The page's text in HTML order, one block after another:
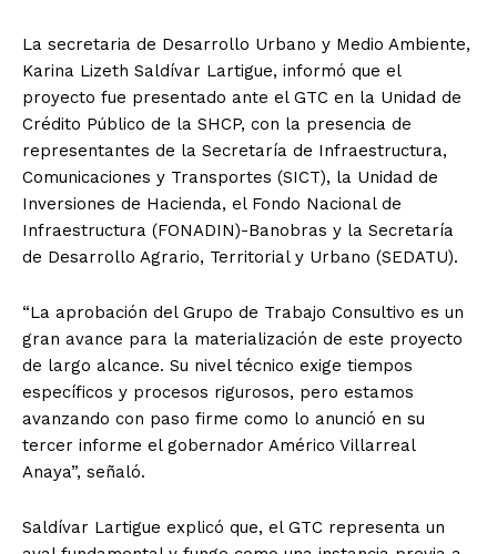
La secretaria de Desarrollo Urbano y Medio Ambiente,
Karina Lizeth Saldívar Lartigue, informó que el
proyecto fue presentado ante el GTC en la Unidad de
Crédito Público de la SHCP, con la presencia de
representantes de la Secretaría de Infraestructura,
Comunicaciones y Transportes (SICT), la Unidad de
Inversiones de Hacienda, el Fondo Nacional de
Infraestructura (FONADIN)-Banobras y la Secretaría
de Desarrollo Agrario, Territorial y Urbano (SEDATU).
“La aprobación del Grupo de Trabajo Consultivo es un
gran avance para la materialización de este proyecto
de largo alcance. Su nivel técnico exige tiempos
específicos y procesos rigurosos, pero estamos
avanzando con paso firme como lo anunció en su
tercer informe el gobernador Américo Villarreal
Anaya”, señaló.
Saldívar Lartigue explicó que, el GTC representa un